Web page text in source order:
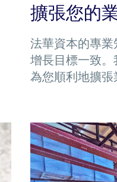
擴張您的
法華資本的專
增長目標一致。
為您順利地擴張